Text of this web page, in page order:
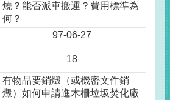
燒？能否派車搬運？費用標準為
何？
97-06-27
18
有物品要銷燬（或機密文件銷
燬）如何申請進木柵垃圾焚化廠